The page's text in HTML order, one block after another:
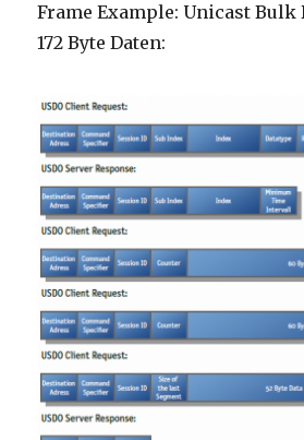
Frame Example: Unicast
172 Byte Daten: